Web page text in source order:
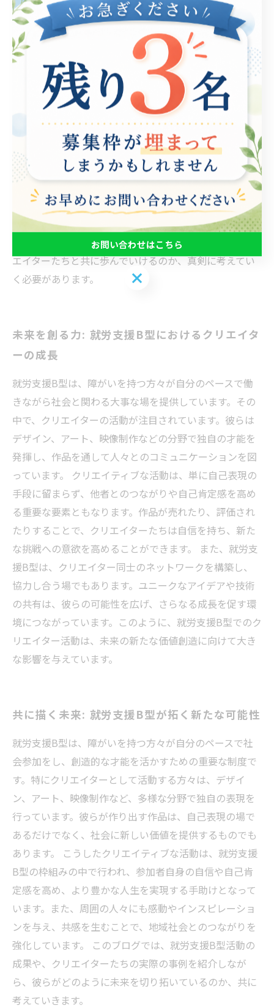
な才能を最大限に発揮できる場を提供します。特に、デ
ザイン、アート、映像制作などの分野では、彼らの独自
の視点や感性が新しい価値を生み出す原動力となりま
す。実際、これらの活動を通じて生まれた作品は、個々
の表現のみならず、社会全体に対するメッセージを強く
発信しています。 例えば、ある就労支援B型の施設で
は、障がいを持つクリエイターたちが共同でアートプロ
ジェクトに取り組みました。その結果、地域のイベント
に参加し、多くの人々と交流する機会が生まれました。
このような経験は、彼ら自身の自信を高めるだけでな
く、周囲の人々にとっても新たな理解を促進します。 さ
らに、就労支援B型の活動は、社会の多様性を尊重し、
包摂的なコミュニティの形成にも寄与します。これから
の未来に向けて、私たちがどのように支援を行い、クリ
エイターたちと共に歩んでいけるのか、真剣に考えてい
く必要があります。
未来を創る力: 就労支援B型におけるクリエイタ
ーの成長
就労支援B型は、障がいを持つ方々が自分のペースで働
きながら社会と関わる大事な場を提供しています。その
中で、クリエイターの活動が注目されています。彼らは
デザイン、アート、映像制作などの分野で独自の才能を
発揮し、作品を通して人々とのコミュニケーションを図
っています。 クリエイティブな活動は、単に自己表現の
手段に留まらず、他者とのつながりや自己肯定感を高め
る重要な要素ともなります。作品が売れたり、評価され
たりすることで、クリエイターたちは自信を持ち、新た
な挑戦への意欲を高めることができます。 また、就労支
援B型は、クリエイター同士のネットワークを構築し、
協力し合う場でもあります。ユニークなアイデアや技術
の共有は、彼らの可能性を広げ、さらなる成長を促す環
境につながっています。このように、就労支援B型でのク
リエイター活動は、未来の新たな価値創造に向けて大き
な影響を与えています。
共に描く未来: 就労支援B型が拓く新たな可能性
就労支援B型は、障がいを持つ方々が自分のペースで社
会参加をし、創造的な才能を活かすための重要な制度で
す。特にクリエイターとして活動する方々は、デザイ
ン、アート、映像制作など、多様な分野で独自の表現を
行っています。彼らが作り出す作品は、自己表現の場で
あるだけでなく、社会に新しい価値を提供するものでも
あります。 こうしたクリエイティブな活動は、就労支援
B型の枠組みの中で行われ、参加者自身の自信や自己肯
定感を高め、より豊かな人生を実現する手助けとなって
います。また、周囲の人々にも感動やインスピレーショ
ンを与え、共感を生むことで、地域社会とのつながりを
強化しています。 このブログでは、就労支援B型活動の
成果や、クリエイターたちの実際の事例を紹介しなが
ら、彼らがどのように未来を切り拓いているのか、共に
考えていきます。
お問い合わせはこちら
お問い合わせはこちら